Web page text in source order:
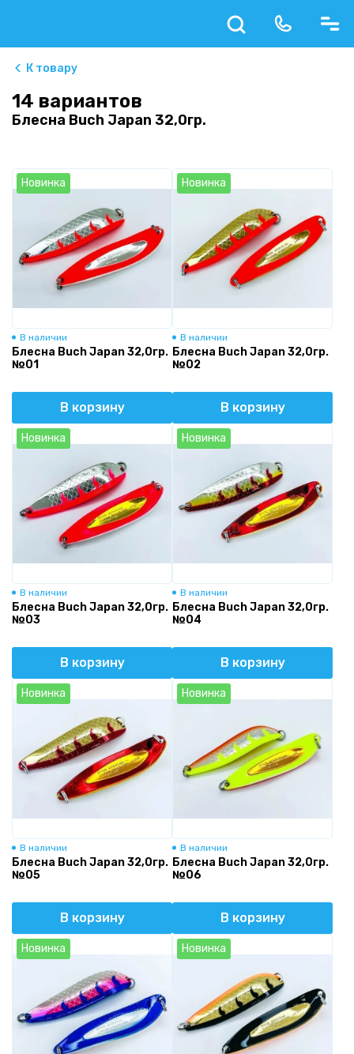
К товару
14 вариантов
Блесна Buch Japan 32,0гр.
Новинка
В наличии
Блесна Buch Japan 32,0гр.
№01
В корзину
Новинка
В наличии
Блесна Buch Japan 32,0гр.
№02
В корзину
Новинка
В наличии
Блесна Buch Japan 32,0гр.
№03
В корзину
Новинка
В наличии
Блесна Buch Japan 32,0гр.
№04
В корзину
Новинка
В наличии
Блесна Buch Japan 32,0гр.
№05
В корзину
Новинка
В наличии
Блесна Buch Japan 32,0гр.
№06
В корзину
Новинка Новинка